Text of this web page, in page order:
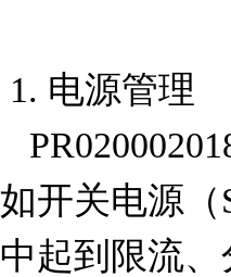
如开关电源
中起到限流